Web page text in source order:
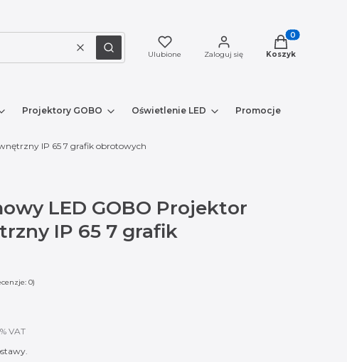
WyczyśćSzukaj Ulubione Zaloguj się
Produkty w
Koszyk
Projektory GOBO Oświetlenie LED Promocje
IP 65 7 grafik obrotowych
LED GOBO Projektor
IP 65 7 grafik
0)
VAT
VAT